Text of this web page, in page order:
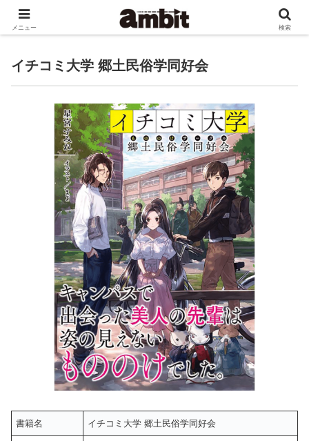
ゲーム書籍等を手がける文京区の小さな出版社です。
イチコミ大学 郷土民俗学同好会
書籍名 イチコミ大学 郷土民俗学同好会
メニュー 検索